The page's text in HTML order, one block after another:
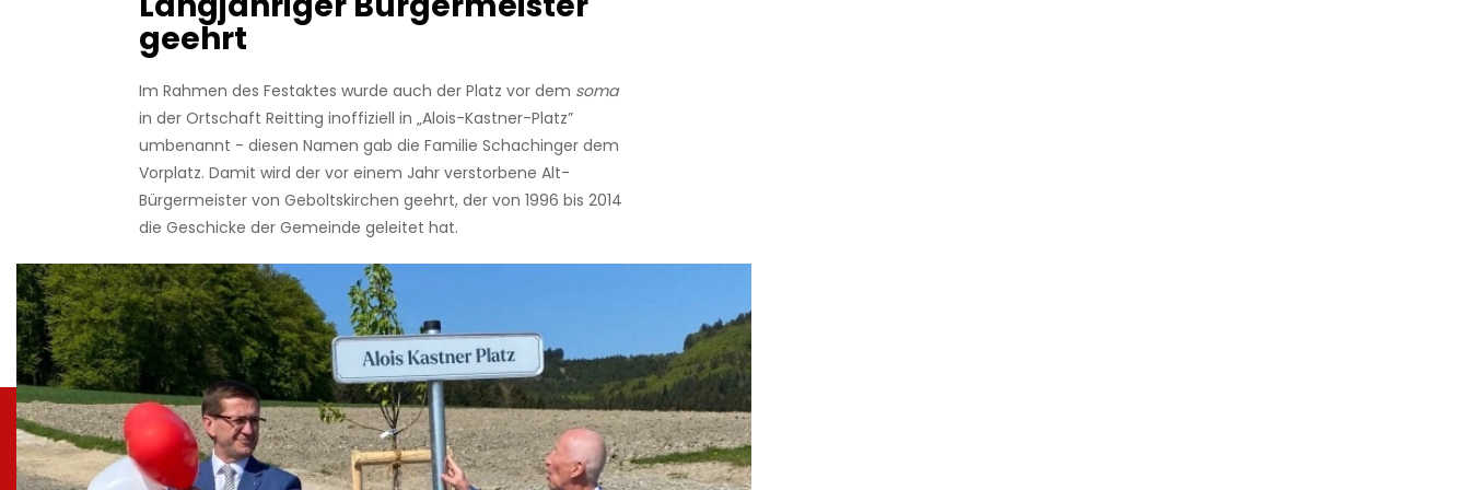
geehrt
Im Rahmen des Festaktes wurde auch der Platz vor dem soma
in der Ortschaft Reitting inoffiziell in „Alois-Kastner-Platz”
umbenannt - diesen Namen gab die Familie Schachinger dem
Vorplatz. Damit wird der vor einem Jahr verstorbene Alt-
Bürgermeister von Geboltskirchen geehrt, der von 1996 bis 2014
die Geschicke der Gemeinde geleitet hat.